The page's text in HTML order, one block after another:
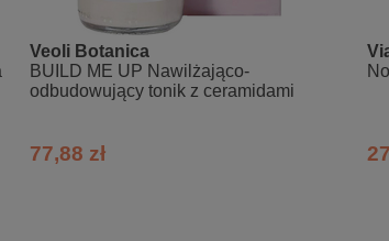
Veoli Botanica
BUILD ME UP Nawilżająco-
odbudowujący tonik z ceramidami
77,88 zł